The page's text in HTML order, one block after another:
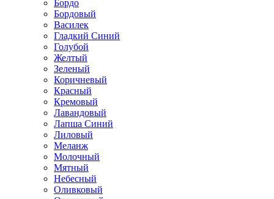
Бордо
Бордовый
Василек
Гладкий Синий
Голубой
Желтый
Зеленый
Коричневый
Красный
Кремовый
Лавандовый
Лапша Синий
Лиловый
Меланж
Молочный
Мятный
Небесный
Оливковый